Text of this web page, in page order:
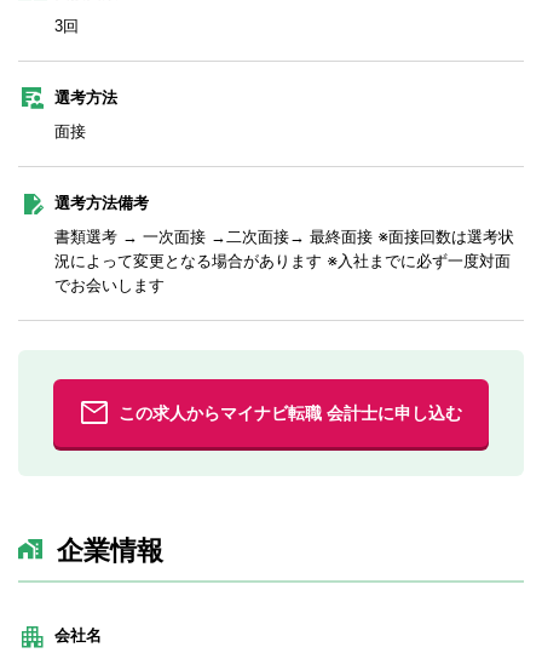
3回
選考方法
面接
選考方法備考
書類選考 → 一次面接 →二次面接→ 最終面接 ※面接回数は選考状
況によって変更となる場合があります ※入社までに必ず一度対面
でお会いします
この求人からマイナビ転職 会計士に申し込む
企業情報
会社名